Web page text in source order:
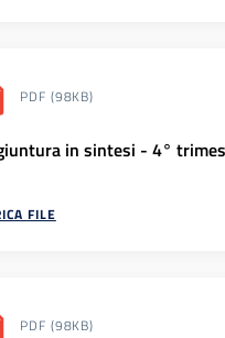
PDF (98KB)
in sintesi - 4°
FILE
PDF (98KB)